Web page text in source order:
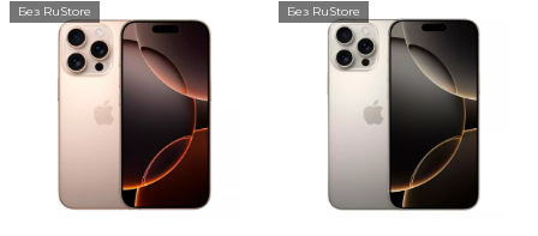
Без RuStore Без RuStore